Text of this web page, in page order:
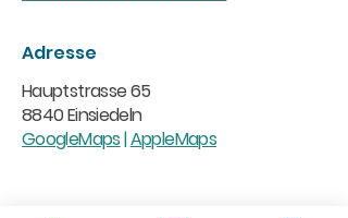
Adresse
Hauptstrasse 65
8840 Einsiedeln
GoogleMaps|AppleMaps